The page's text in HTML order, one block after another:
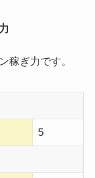
稼ぎ力です。
5